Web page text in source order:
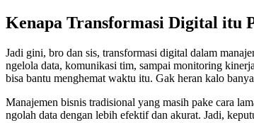
Kenapa Transformasi Digital itu
Jadi gini, bro dan sis, transformasi digital dalam
ngelola data, komunikasi tim, sampai monitoring
bisa bantu menghemat waktu itu. Gak heran kalo
Manajemen bisnis tradisional yang masih pake cara
ngolah data dengan lebih efektif dan akurat. Jadi,